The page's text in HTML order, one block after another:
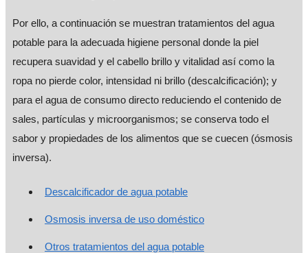
Por ello, a continuación se muestran tratamientos del agua
potable para la adecuada higiene personal donde la piel
recupera suavidad y el cabello brillo y vitalidad así como la
ropa no pierde color, intensidad ni brillo (descalcificación); y
para el agua de consumo directo reduciendo el contenido de
sales, partículas y microorganismos; se conserva todo el
sabor y propiedades de los alimentos que se cuecen (ósmosis
inversa).
Descalcificador de agua potable
Osmosis inversa de uso doméstico
Otros tratamientos del agua potable